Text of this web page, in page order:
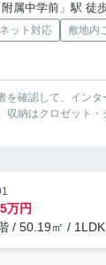
属中学前」駅 徒
ット対応 敷地内
を確認して、イン
収納はクロゼット
万円
/ 50.19㎡ / 1LDK